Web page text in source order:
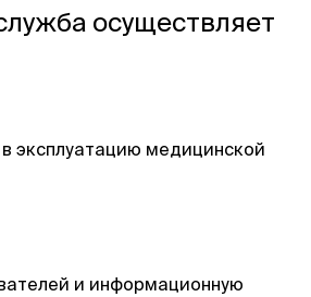
осуществляет
эксплуатацию медицинской
и информационную